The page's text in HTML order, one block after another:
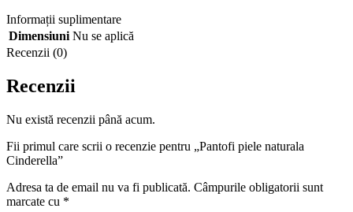
Informații suplimentare
Dimensiuni Nu se aplică
Recenzii (0)
Recenzii
Nu există recenzii până acum.
Fii primul care scrii o recenzie pentru „Pantofi piele naturala
Cinderella”
Adresa ta de email nu va fi publicată. Câmpurile obligatorii sunt
marcate cu *